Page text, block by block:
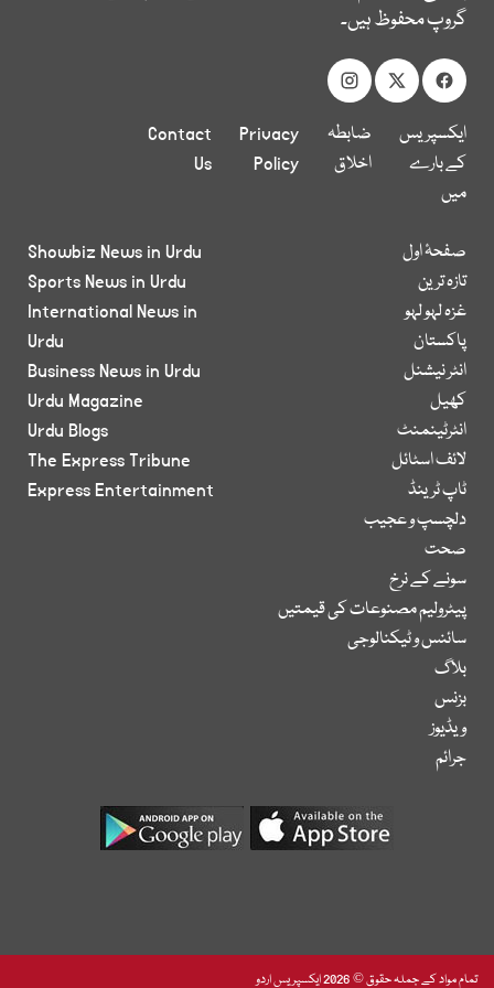
گروپ محفوظ ہیں۔
ایکسپریس
کے بارے
میں
ضابطہ
اخلاق
Privacy
Policy
Contact
Us
صفحۂ اول
تازہ ترین
غزہ لہو لہو
پاکستان
انٹر نیشنل
کھیل
انٹرٹینمنٹ
لائف اسٹائل
ٹاپ ٹرینڈ
دلچسپ و عجیب
صحت
سونے کے نرخ
پیٹرولیم مصنوعات کی قیمتیں
سائنس و ٹیکنالوجی
بلاگ
بزنس
ویڈیوز
جرائم
Showbiz News in Urdu
Sports News in Urdu
International News in
Urdu
Business News in Urdu
Urdu Magazine
Urdu Blogs
The Express Tribune
Express Entertainment
تمام مواد کے جملہ حقوق © 2026 ایکسپریس اردو